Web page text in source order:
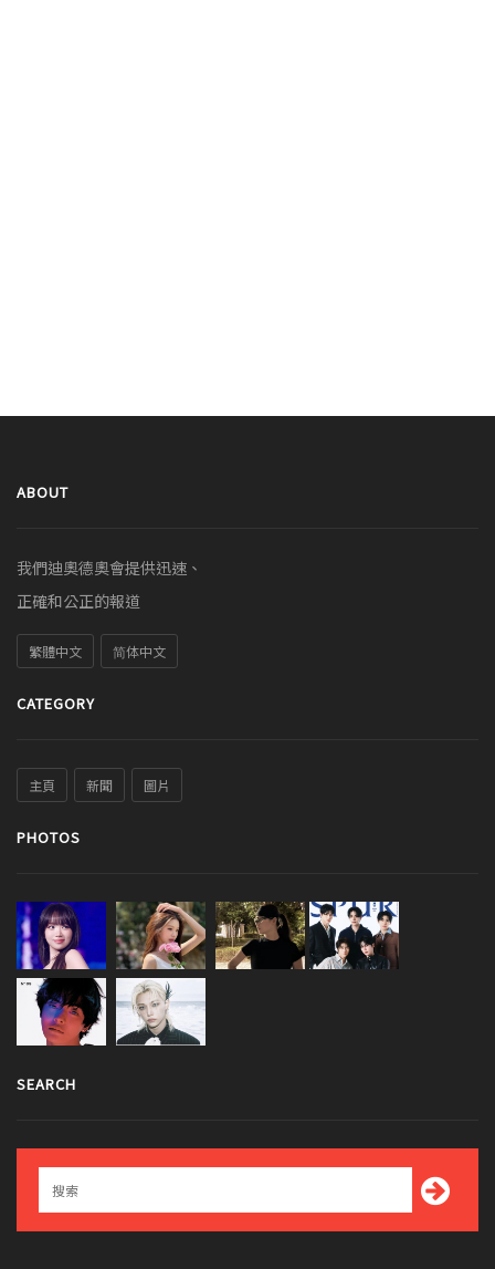
ABOUT
我們迪奧德奧會提供迅速、
正確和公正的報道
繁體中文 简体中文
CATEGORY
主頁 新聞 圖片
PHOTOS
SEARCH